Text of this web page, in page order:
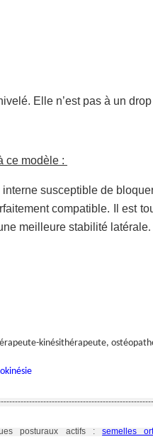
Elle n’est pas à un
ce modèle :
susceptible de
compatible. Il est
meilleure stabilité latérale.
kinésithérapeute,
posturaux actifs :semelles